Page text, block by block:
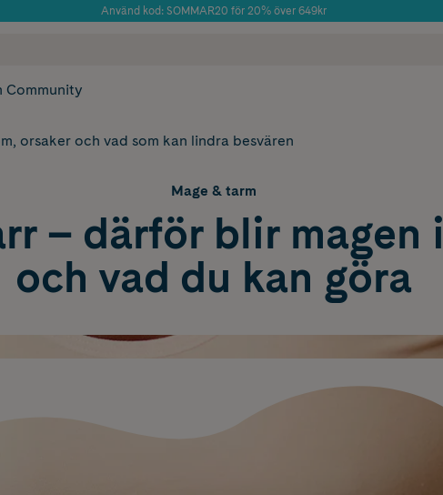
Använd kod: SOMMAR20 för 20% över 649kr
frakt
Community
orsaker och vad som kan lindra besvären
Mage & tarm
– därför blir magen
och vad du kan göra